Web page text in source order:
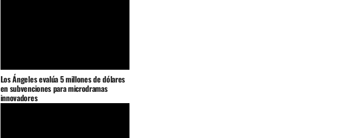
Los Ángeles evalúa 5 millones de dólares
en subvenciones para microdramas
innovadores